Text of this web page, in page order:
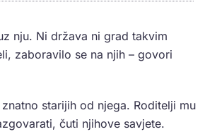
nju. Ni država ni grad takvim
zaboravilo se na njih – govori
starijih od njega. Roditelji mu
čuti njihove savjete.